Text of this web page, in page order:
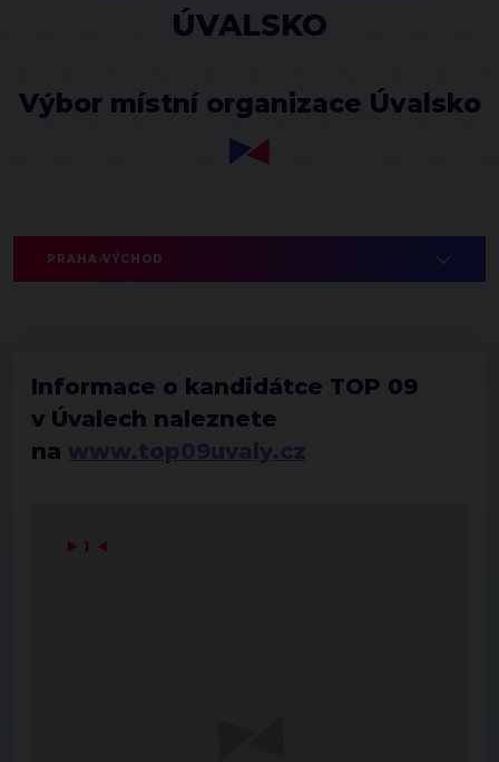
ÚVALSKO
Výbor místní organizace Úvalsko
PRAHA-VÝCHOD
Informace o kandidátce TOP 09
v Úvalech naleznete
na
▶ 1 ◀